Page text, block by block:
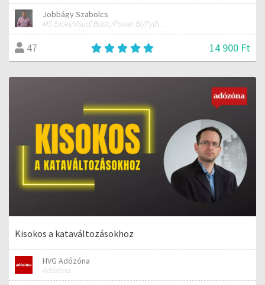
Jobbágy Szabolcs
MS Excel/Visual Basic/Power BI/Python adatelemzési szakértő
47 14 900 Ft
Kisokos a kataváltozásokhoz
HVG Adózóna
Adózóna